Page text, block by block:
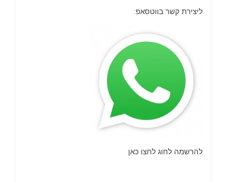
ליצירת קשר בווטסאפ:
להרשמה לחוג לחצו כאן